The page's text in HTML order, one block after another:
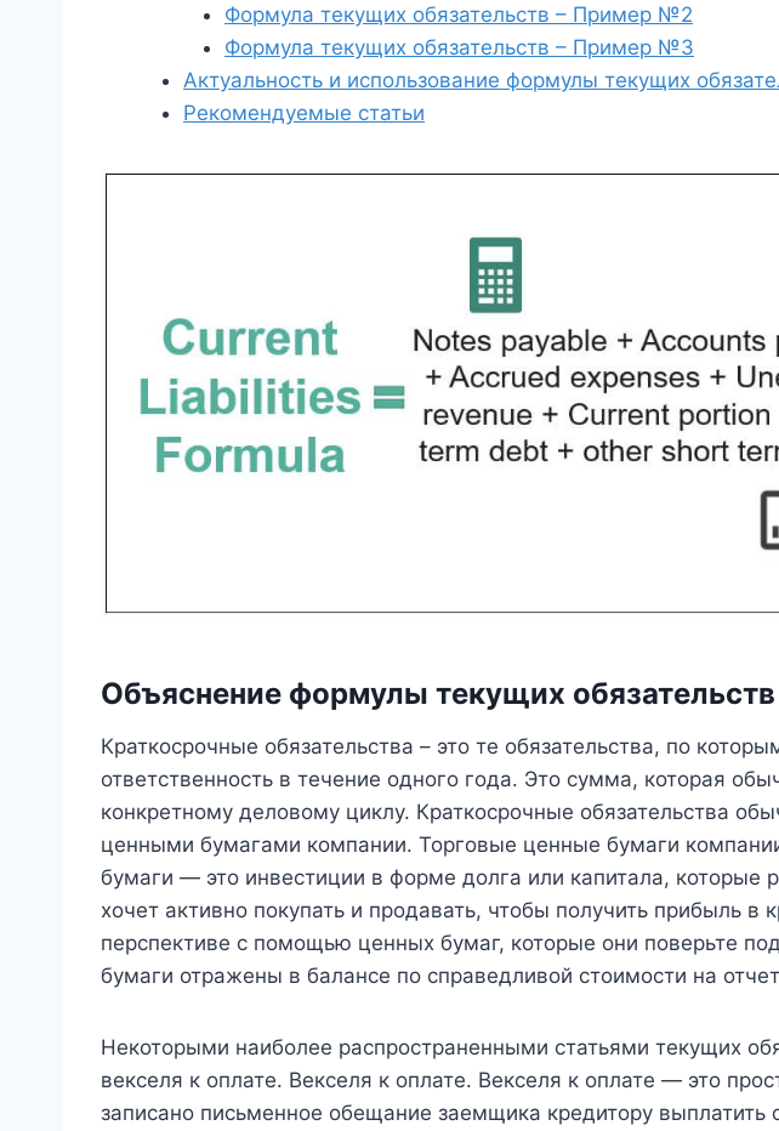
Формула текущих обязательств – Пример №2
Формула текущих обязательств – Пример №3
Актуальность и использование формулы текущих
Рекомендуемые статьи
Объяснение формулы текущих обязательств
Краткосрочные обязательства – это те обязательства, по
ответственность в течение одного года. Это сумма, которая
конкретному деловому циклу. Краткосрочные обязательства
ценными бумагами компании. Торговые ценные бумаги
бумаги — это инвестиции в форме долга или капитала, которые
хочет активно покупать и продавать, чтобы получить прибыль в
перспективе с помощью ценных бумаг, которые они поверьте
бумаги отражены в балансе по справедливой стоимости на
Некоторыми наиболее распространенными статьями текущих
векселя к оплате. Векселя к оплате. Векселя к оплате — это
записано письменное обещание заемщика кредитору